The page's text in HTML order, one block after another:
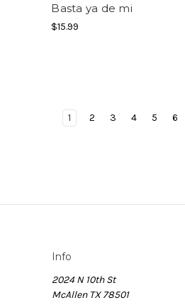
Basta ya de mi
$15.99
1 2 3 4 5 6
Info
2024 N 10th St
McAllen TX 78501